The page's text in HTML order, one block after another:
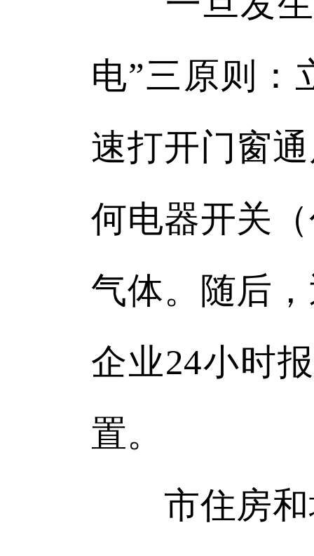
电”三原则：
速打开门窗
何电器开关
气体。随后
企业24小时
置。
市住房和